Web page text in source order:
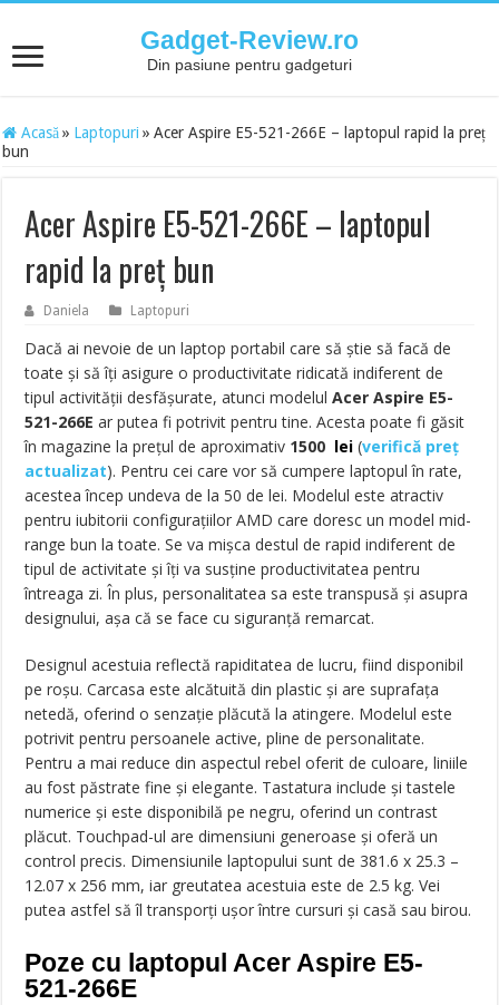
Gadget-Review.ro
Din pasiune pentru gadgeturi
Acasă » Laptopuri » Acer Aspire E5-521-266E – laptopul rapid la preț
bun
Acer Aspire E5-521-266E – laptopul
rapid la preț bun
Daniela Laptopuri
Dacă ai nevoie de un laptop portabil care să știe să facă de
toate și să îți asigure o productivitate ridicată indiferent de
tipul activității desfășurate, atunci modelulAcer Aspire E5-
521-266E ar putea fi potrivit pentru tine. Acesta poate fi găsit
în magazine la prețul de aproximativ 1500 lei (verifică preț
actualizat). Pentru cei care vor să cumpere laptopul în rate,
acestea încep undeva de la 50 de lei. Modelul este atractiv
pentru iubitorii configurațiilor AMD care doresc un model mid-
range bun la toate. Se va mișca destul de rapid indiferent de
tipul de activitate și îți va susține productivitatea pentru
întreaga zi. În plus, personalitatea sa este transpusă și asupra
designului, așa că se face cu siguranță remarcat.
Designul acestuia reflectă rapiditatea de lucru, fiind disponibil
pe roșu. Carcasa este alcătuită din plastic și are suprafața
netedă, oferind o senzație plăcută la atingere. Modelul este
potrivit pentru persoanele active, pline de personalitate.
Pentru a mai reduce din aspectul rebel oferit de culoare, liniile
au fost păstrate fine și elegante. Tastatura include și tastele
numerice și este disponibilă pe negru, oferind un contrast
plăcut. Touchpad-ul are dimensiuni generoase și oferă un
control precis. Dimensiunile laptopului sunt de 381.6 x 25.3 –
12.07 x 256 mm, iar greutatea acestuia este de 2.5 kg. Vei
putea astfel să îl transporți ușor între cursuri și casă sau birou.
Poze cu laptopul Acer Aspire E5-
521-266E